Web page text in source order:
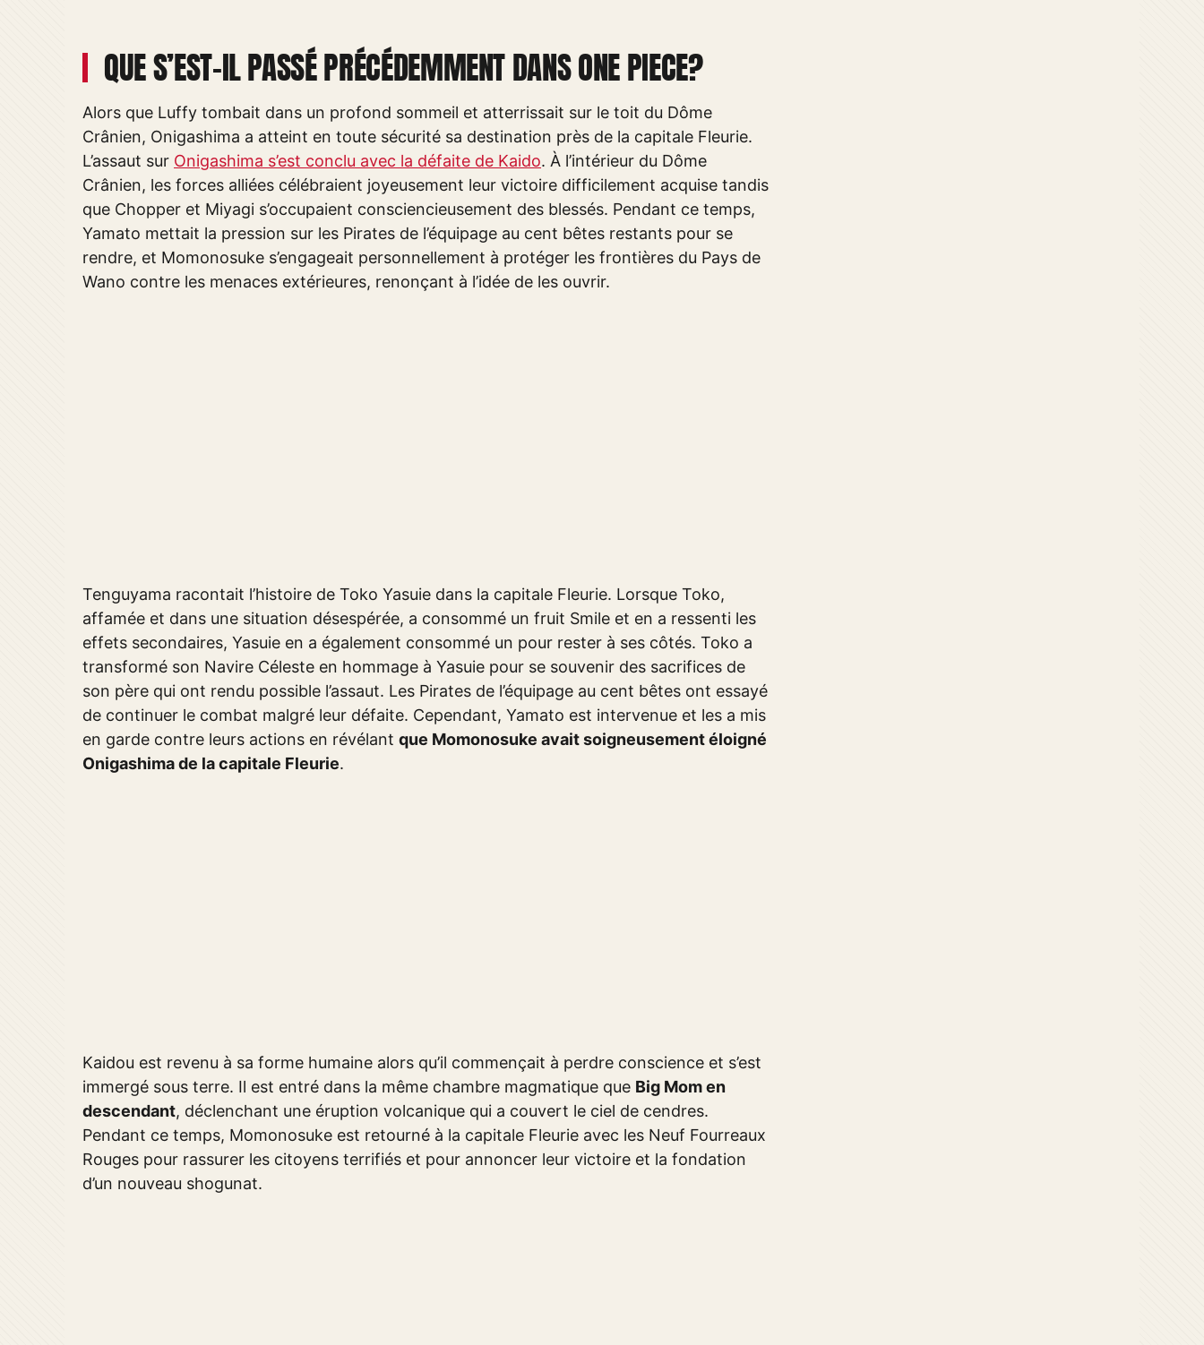
QUE S’EST-IL PASSÉ PRÉCÉDEMMENT DANS ONE PIECE?
Alors que Luffy tombait dans un profond sommeil et atterrissait sur le toit du Dôme
Crânien, Onigashima a atteint en toute sécurité sa destination près de la capitale Fleurie.
L’assaut sur Onigashima s’est conclu avec la défaite de Kaido. À l’intérieur du Dôme
Crânien, les forces alliées célébraient joyeusement leur victoire difficilement acquise tandis
que Chopper et Miyagi s’occupaient consciencieusement des blessés. Pendant ce temps,
Yamato mettait la pression sur les Pirates de l’équipage au cent bêtes restants pour se
rendre, et Momonosuke s’engageait personnellement à protéger les frontières du Pays de
Wano contre les menaces extérieures, renonçant à l’idée de les ouvrir.
Tenguyama racontait l’histoire de Toko Yasuie dans la capitale Fleurie. Lorsque Toko,
affamée et dans une situation désespérée, a consommé un fruit Smile et en a ressenti les
effets secondaires, Yasuie en a également consommé un pour rester à ses côtés. Toko a
transformé son Navire Céleste en hommage à Yasuie pour se souvenir des sacrifices de
son père qui ont rendu possible l’assaut. Les Pirates de l’équipage au cent bêtes ont essayé
de continuer le combat malgré leur défaite. Cependant, Yamato est intervenue et les a mis
en garde contre leurs actions en révélant que Momonosuke avait soigneusement éloigné
Onigashima de la capitale Fleurie.
Kaidou est revenu à sa forme humaine alors qu’il commençait à perdre conscience et s’est
immergé sous terre. Il est entré dans la même chambre magmatique que Big Mom en
descendant, déclenchant une éruption volcanique qui a couvert le ciel de cendres.
Pendant ce temps, Momonosuke est retourné à la capitale Fleurie avec les Neuf Fourreaux
Rouges pour rassurer les citoyens terrifiés et pour annoncer leur victoire et la fondation
d’un nouveau shogunat.